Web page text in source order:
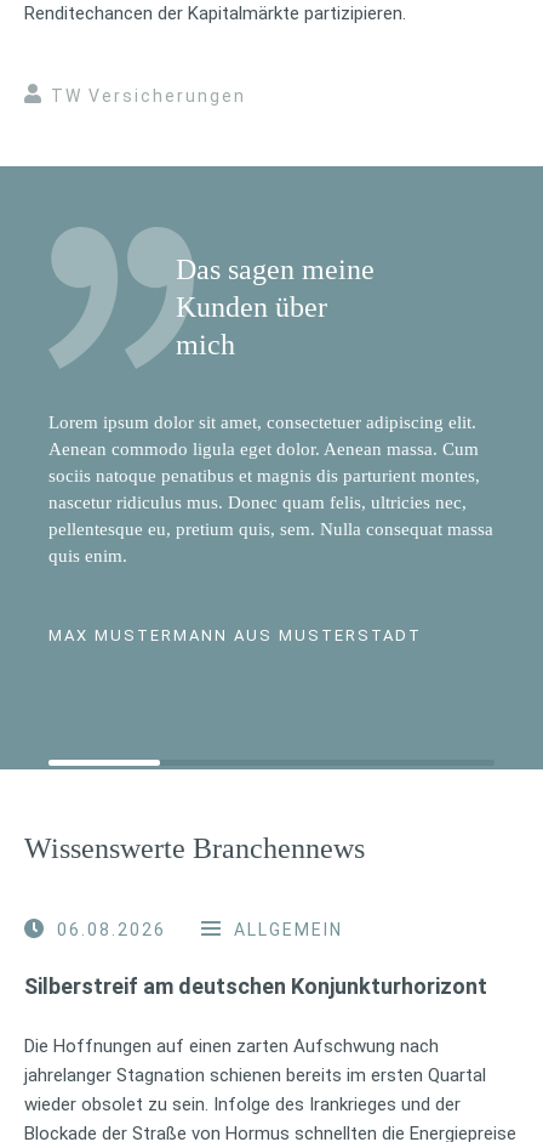
Renditechancen der Kapitalmärkte partizipieren.
TW Versicherungen
Das sagen meine
Kunden über
mich
Lorem ipsum dolor sit amet, consectetuer adipiscing elit.
Aenean commodo ligula eget dolor. Aenean massa. Cum
sociis natoque penatibus et magnis dis parturient montes,
nascetur ridiculus mus. Donec quam felis, ultricies nec,
pellentesque eu, pretium quis, sem. Nulla consequat massa
quis enim.
MAX MUSTERMANN AUS MUSTERSTADT
Wissenswerte Branchennews
06.08.2026 ALLGEMEIN
Silberstreif am deutschen Konjunkturhorizont
Die Hoffnungen auf einen zarten Aufschwung nach
jahrelanger Stagnation schienen bereits im ersten Quartal
wieder obsolet zu sein. Infolge des Irankrieges und der
Blockade der Straße von Hormus schnellten die Energiepreise